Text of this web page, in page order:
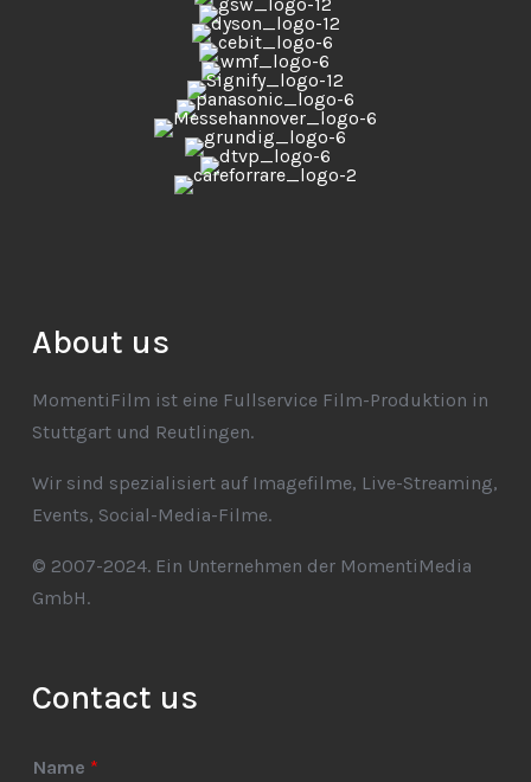
About us
MomentiFilm ist eine Fullservice Film-Produktion in
Stuttgart und Reutlingen.
Wir sind spezialisiert auf Imagefilme, Live-Streaming,
Events, Social-Media-Filme.
© 2007-2024. Ein Unternehmen der MomentiMedia
GmbH.
Contact us
Name *